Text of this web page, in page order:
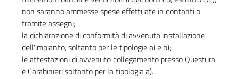
non saranno ammesse spese effettuate in contanti o
tramite assegni;
la dichiarazione di conformità di avvenuta installazione
dell'impianto, soltanto per le tipologie a) e b);
le attestazioni di avvenuto collegamento presso Questura
e Carabinieri soltanto per la tipologia a).